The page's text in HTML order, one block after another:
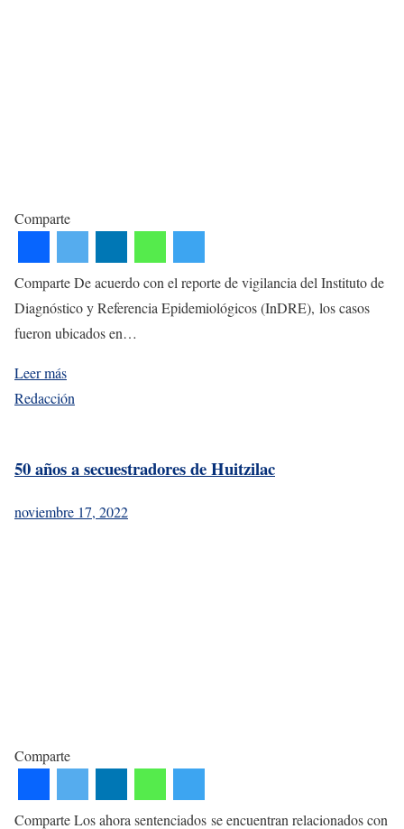
Comparte
Comparte De acuerdo con el reporte de vigilancia del Instituto de
Diagnóstico y Referencia Epidemiológicos (InDRE), los casos
fueron ubicados en…
Leer más
Redacción
50 años a secuestradores de Huitzilac
noviembre 17, 2022
Comparte
Comparte Los ahora sentenciados se encuentran relacionados con